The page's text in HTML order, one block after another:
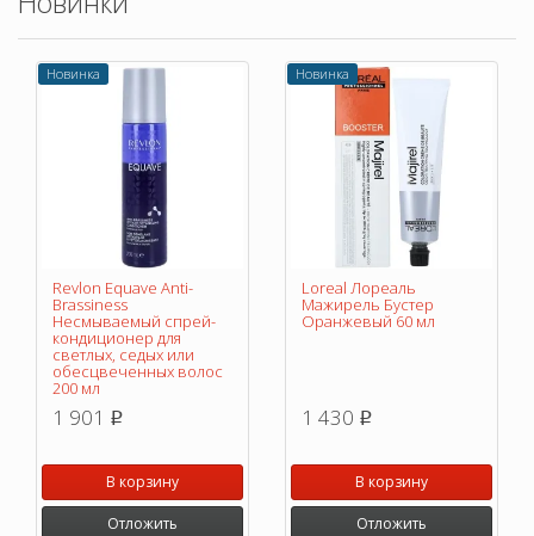
Новинка
Revlon Equave Anti-
Brassiness
Несмываемый спрей-
кондиционер для
светлых, седых или
обесцвеченных волос
200 мл
1 901 p
В корзину
Отложить
Новинка
Loreal Лореаль
Мажирель Бустер
Оранжевый 60 мл
1 430 p
В корзину
Отложить